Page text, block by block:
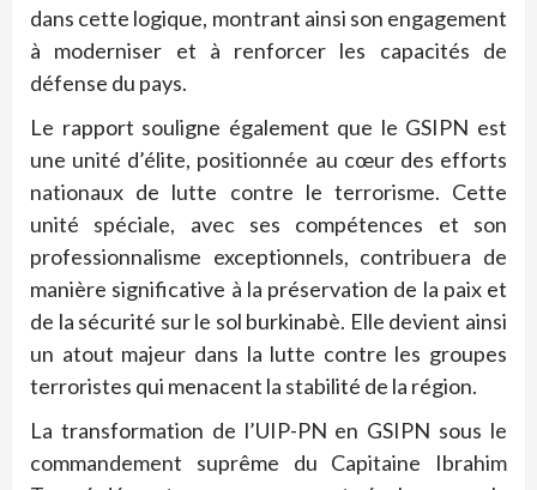
dans cette logique, montrant ainsi son engagement
à moderniser et à renforcer les capacités de
défense du pays.
Le rapport souligne également que le GSIPN est
une unité d’élite, positionnée au cœur des efforts
nationaux de lutte contre le terrorisme. Cette
unité spéciale, avec ses compétences et son
professionnalisme exceptionnels, contribuera de
manière significative à la préservation de la paix et
de la sécurité sur le sol burkinabè. Elle devient ainsi
un atout majeur dans la lutte contre les groupes
terroristes qui menacent la stabilité de la région.
La transformation de l’UIP-PN en GSIPN sous le
commandement suprême du Capitaine Ibrahim